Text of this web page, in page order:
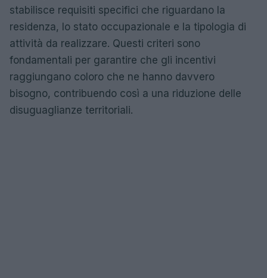
stabilisce requisiti specifici che riguardano la
residenza, lo stato occupazionale e la tipologia di
attività da realizzare. Questi criteri sono
fondamentali per garantire che gli incentivi
raggiungano coloro che ne hanno davvero
bisogno, contribuendo così a una riduzione delle
disuguaglianze territoriali.